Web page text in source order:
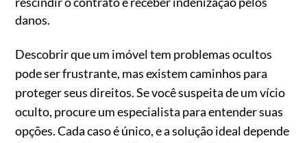
danos.
Descobrir que um imóvel tem problemas ocultos
pode ser frustrante, mas existem caminhos para
proteger seus direitos. Se você suspeita de um vício
oculto, procure um especialista para entender suas
opções. Cada caso é único, e a solução ideal depende